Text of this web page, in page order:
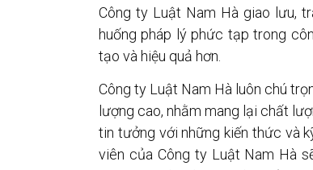
Công ty Luật Nam Hà giao lưu,
huống pháp lý phức tạp trong
tạo và hiệu quả hơn.
Công ty Luật Nam Hà luôn chú
lượng cao, nhằm mang lại chất
tin tưởng với những kiến thức và
viên của Công ty Luật Nam Hà